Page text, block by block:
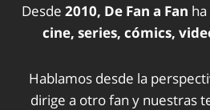
Desde 2010, De Fan a Fan
cine, series, cómics,
Hablamos desde la
dirige a otro fan y nuestras